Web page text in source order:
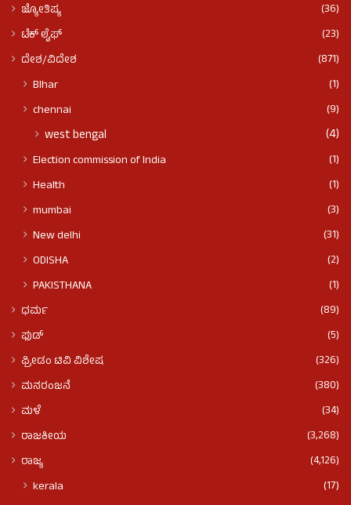
ಜ್ಯೋತಿಷ್ಯ
(36)
ಟೆಕ್ ಲೈಫ್
(23)
ದೇಶ/ವಿದೇಶ
(871)
BIhar
(1)
chennai
(9)
west bengal (4)
Election commission of India
(1)
Health
(1)
mumbai
(3)
New delhi
(31)
ODISHA
(2)
PAKISTHANA
(1)
ಧರ್ಮ
(89)
ಫುಡ್​​
(5)
ಫ್ರೀಡಂ ಟಿವಿ ವಿಶೇಷ
(326)
ಮನರಂಜನೆ
(380)
ಮಳೆ
(34)
ರಾಜಕೀಯ
(3,268)
ರಾಜ್ಯ
(4,126)
kerala
(17)